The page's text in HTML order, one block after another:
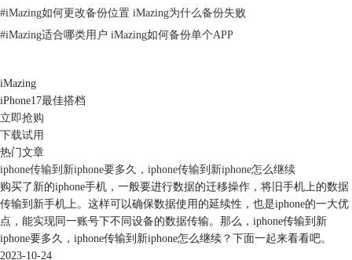
3、付费版则能解锁更多实用功能。它不光包含免费版的所有基础功能，
还支持导出选中的数据，能灵活管理iOS设备数据。而且，付费版可以恢
4、此外，iMazing付费版可以绑定多台iOS设备，对于需要同时管理多台
苹果设备的用户，付费版功能可以极大地提高工作效率。
图3：iMazing付费版
#iMazing如何更改备份位置 iMazing为什么备份失败
#iMazing适合哪类用户 iMazing如何备份单个APP
iMazing
iPhone17最佳搭档
立即抢购
下载试用
热门文章
iphone传输到新iphone要多久，iphone传输到新iphone怎么继续
购买了新的iphone手机，一般要进行数据的迁移操作，将旧手机上的数据
传输到新手机上。这样可以确保数据使用的延续性，也是iphone的一大优
点，能实现同一账号下不同设备的数据传输。那么，iphone传输到新
iphone要多久，iphone传输到新iphone怎么继续？下面一起来看看吧。
2023-10-24